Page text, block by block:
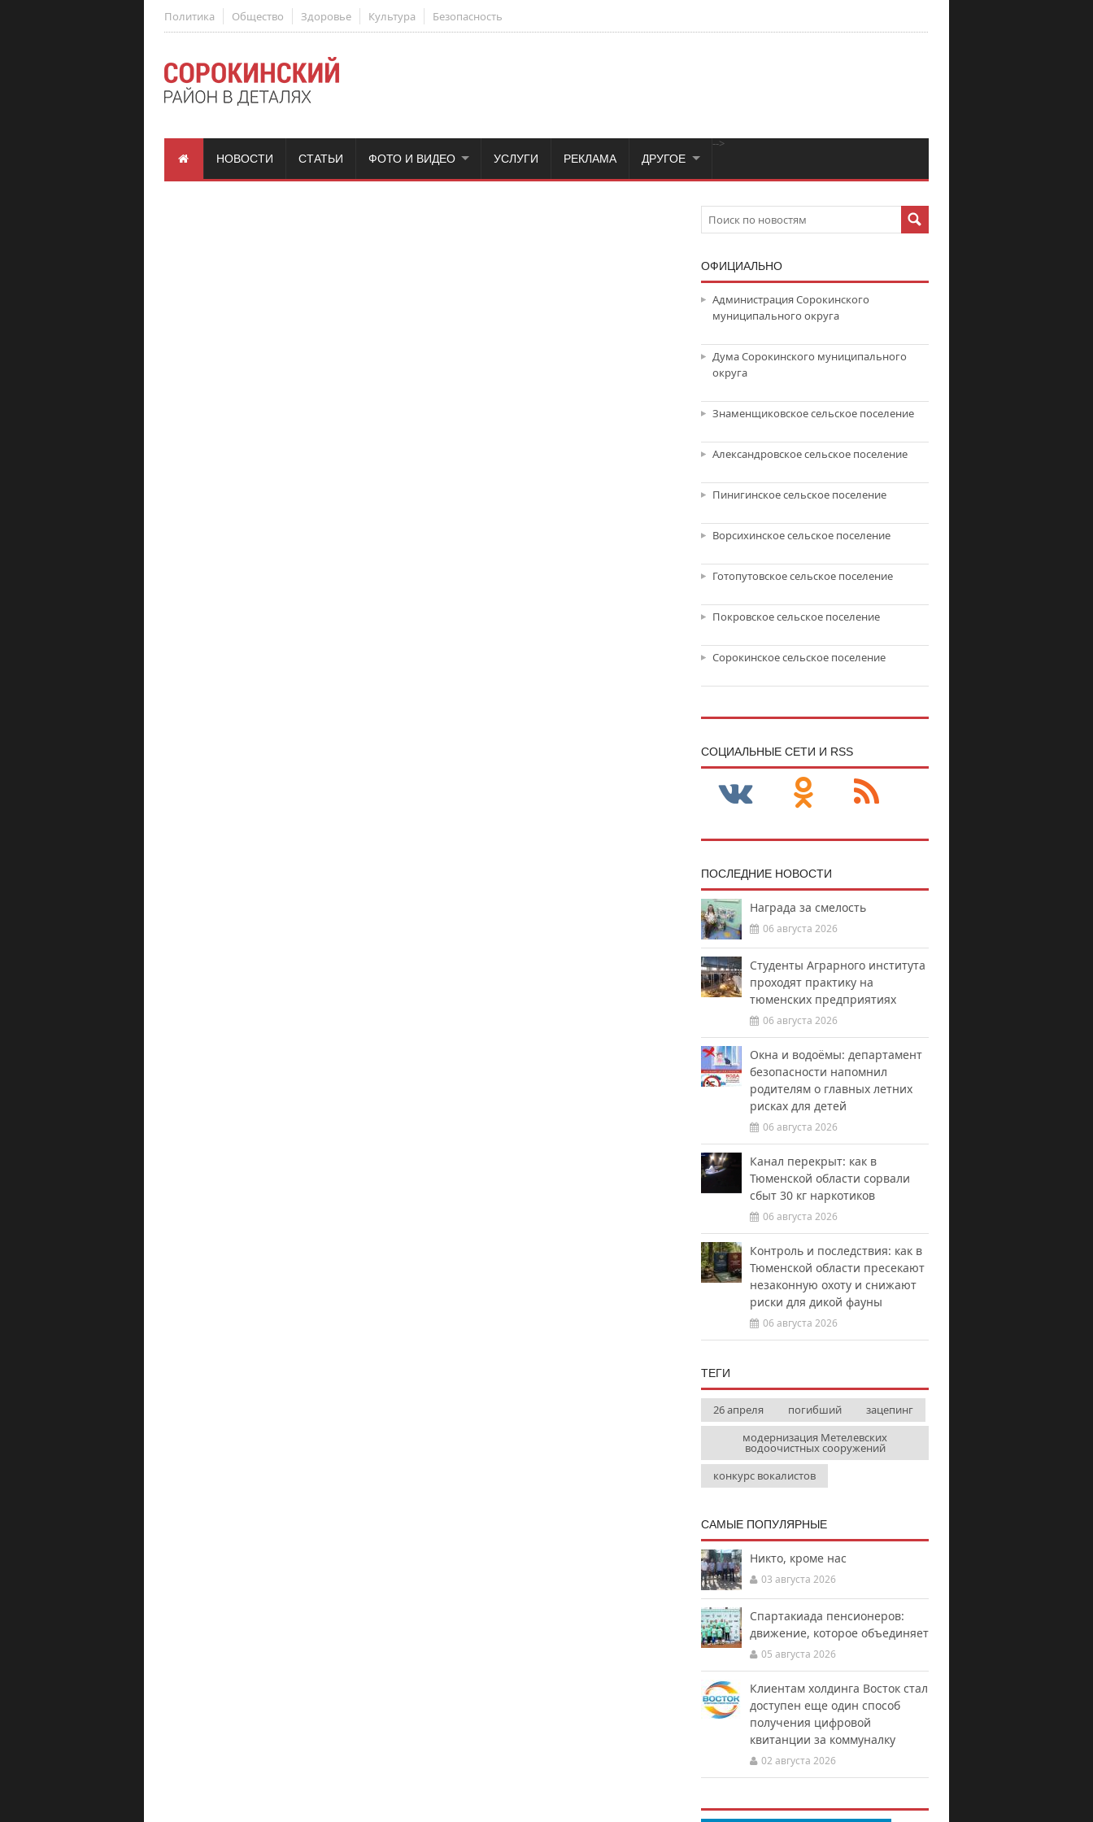
Политика Общество Здоровье Культура Безопасность
НОВОСТИ СТАТЬИ
-->
ФОТО И ВИДЕО УСЛУГИ РЕКЛАМА ДРУГОЕ
ОФИЦИАЛЬНО
Администрация Сорокинского
муниципального округа
Дума Сорокинского муниципального
округа
Знаменщиковское сельское поселение
Александровское сельское поселение
Пинигинское сельское поселение
Ворсихинское сельское поселение
Готопутовское сельское поселение
Покровское сельское поселение
Сорокинское сельское поселение
CОЦИАЛЬНЫЕ СЕТИ И RSS
ПОСЛЕДНИЕ НОВОСТИ
Награда за смелость
06 августа 2026
Студенты Аграрного института
проходят практику на
тюменских предприятиях
06 августа 2026
Окна и водоёмы: департамент
безопасности напомнил
родителям о главных летних
рисках для детей
06 августа 2026
Канал перекрыт: как в
Тюменской области сорвали
сбыт 30 кг наркотиков
06 августа 2026
Контроль и последствия: как в
Тюменской области пресекают
незаконную охоту и снижают
риски для дикой фауны
06 августа 2026
ТЕГИ
26 апреля погибший
зацепинг
модернизация Метелевских
водоочистных сооружений
конкурс вокалистов
САМЫЕ ПОПУЛЯРНЫЕ
Никто, кроме нас
03 августа 2026
Спартакиада пенсионеров:
движение, которое объединяет
05 августа 2026
Клиентам холдинга Восток стал
доступен еще один способ
получения цифровой
квитанции за коммуналку
02 августа 2026